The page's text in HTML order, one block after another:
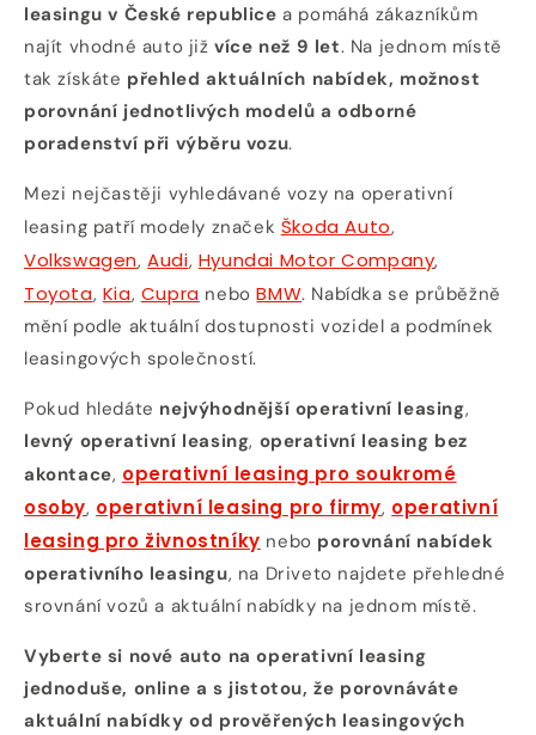
leasingu v České republice a pomáhá zákazníkům
najít vhodné auto jižvíce než 9 let. Na jednom místě
tak získáte přehled aktuálních nabídek, možnost
porovnání jednotlivých modelů a odborné
poradenství při výběru vozu.
Mezi nejčastěji vyhledávané vozy na operativní
leasing patří modely značek Škoda Auto,
Volkswagen,Audi, Hyundai Motor Company,
Toyota, Kia, Cupra neboBMW. Nabídka se průběžně
mění podle aktuální dostupnosti vozidel a podmínek
leasingových společností.
Pokud hledáte nejvýhodnější operativní leasing,
levný operativní leasing, operativní leasing bez
akontace, operativní leasing pro soukromé
osoby, operativní leasing pro firmy, operativní
leasing pro živnostníky nebo porovnání nabídek
operativního leasingu, na Driveto najdete přehledné
srovnání vozů a aktuální nabídky na jednom místě.
Vyberte si nové auto na operativní leasing
jednoduše, online a s jistotou, že porovnáváte
aktuální nabídky od prověřených leasingových